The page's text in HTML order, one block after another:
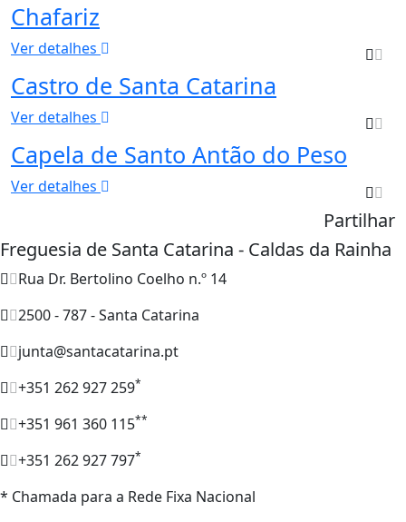
Chafariz
Ver detalhes
Castro de Santa Catarina
Ver detalhes
Capela de Santo Antão do Peso
Ver detalhes
Partilhar
Freguesia de Santa Catarina - Caldas da Rainha
Rua Dr. Bertolino Coelho n.º 14
2500 - 787 - Santa Catarina
junta@santacatarina.pt
+351 262 927 259*
+351 961 360 115**
+351 262 927 797*
* Chamada para a Rede Fixa Nacional